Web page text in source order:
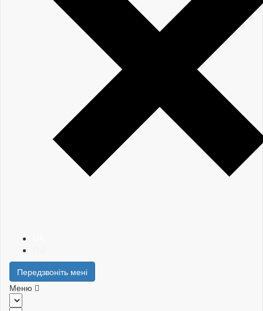
Передзвоніть мені
Меню